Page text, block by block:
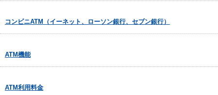
コンビニATM（イーネット、ローソン銀行、セブン銀行）
ATM機能
ATM利用料金